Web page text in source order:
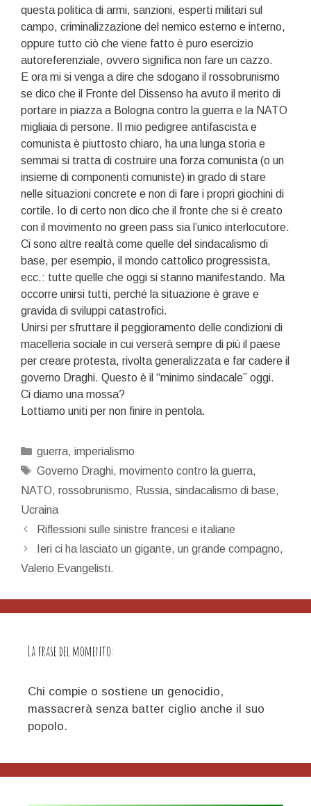
questa politica di armi, sanzioni, esperti militari sul
campo, criminalizzazione del nemico esterno e interno,
oppure tutto ciò che viene fatto è puro esercizio
autoreferenziale, ovvero significa non fare un cazzo.
E ora mi si venga a dire che sdogano il rossobrunismo
se dico che il Fronte del Dissenso ha avuto il merito di
portare in piazza a Bologna contro la guerra e la NATO
migliaia di persone. Il mio pedigree antifascista e
comunista è piuttosto chiaro, ha una lunga storia e
semmai si tratta di costruire una forza comunista (o un
insieme di componenti comuniste) in grado di stare
nelle situazioni concrete e non di fare i propri giochini di
cortile. Io di certo non dico che il fronte che si è creato
con il movimento no green pass sia l’unico interlocutore.
Ci sono altre realtà come quelle del sindacalismo di
base, per esempio, il mondo cattolico progressista,
ecc.: tutte quelle che oggi si stanno manifestando. Ma
occorre unirsi tutti, perché la situazione è grave e
gravida di sviluppi catastrofici.
Unirsi per sfruttare il peggioramento delle condizioni di
macelleria sociale in cui verserà sempre di più il paese
per creare protesta, rivolta generalizzata e far cadere il
governo Draghi. Questo è il “minimo sindacale” oggi.
Ci diamo una mossa?
Lottiamo uniti per non finire in pentola.
Categorie
guerra, imperialismo
Tag
Governo Draghi, movimento contro la guerra,
NATO, rossobrunismo, Russia, sindacalismo di base,
Ucraina
Navigazione
articolo
Riflessioni sulle sinistre francesi e italiane
Ieri ci ha lasciato un gigante, un grande compagno,
Valerio Evangelisti.
La frase del momento:
Chi compie o sostiene un genocidio,
massacrerà senza batter ciglio anche il suo
popolo.